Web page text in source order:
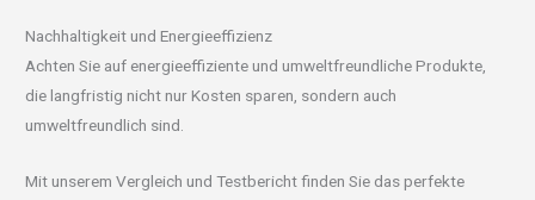
Nachhaltigkeit und Energieeffizienz
Achten Sie auf energieeffiziente und umweltfreundliche Produkte,
die langfristig nicht nur Kosten sparen, sondern auch
umweltfreundlich sind.
Mit unserem Vergleich und Testbericht finden Sie das perfekte